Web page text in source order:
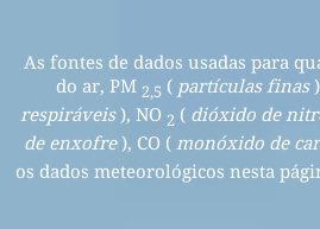
As fontes de dados usadas para
do ar, PM 2,5 ( partículas finas
respiráveis), NO 2 ( dióxido de
de enxofre), CO ( monóxido de
os dados meteorológicos nesta